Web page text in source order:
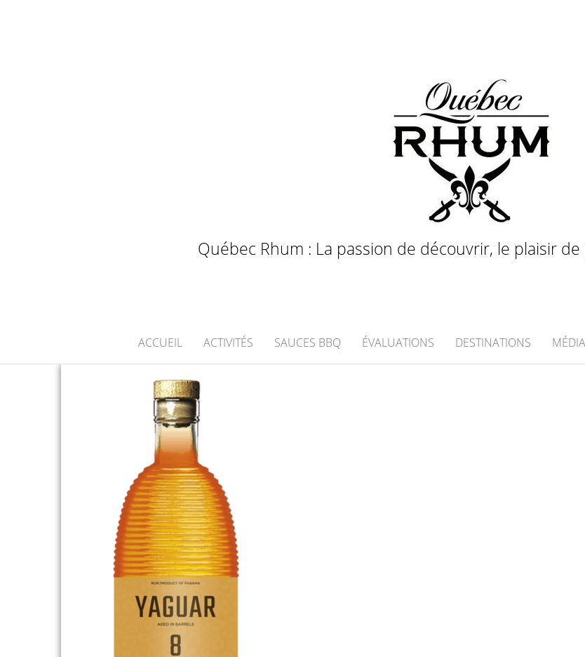
Québec Rhum : La passion de découvrir, le plaisir
ACCUEIL ACTIVITÉS SAUCES BBQ ÉVALUATIONS DESTINATIONS